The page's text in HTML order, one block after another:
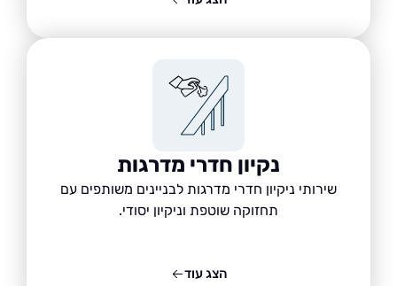
נקיון חדרי מדרגות
שירותי ניקיון חדרי מדרגות לבניינים משותפים עם
תחזוקה שוטפת וניקיון יסודי.